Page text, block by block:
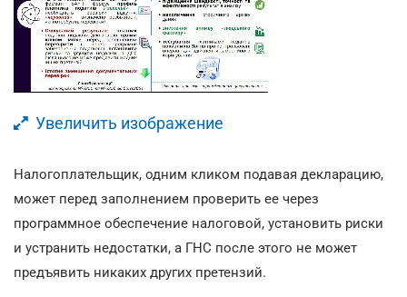
Увеличить изображение
Налогоплательщик, одним кликом подавая декларацию,
может перед заполнением проверить ее через
программное обеспечение налоговой, установить риски
и устранить недостатки, а ГНС после этого не может
предъявить никаких других претензий.